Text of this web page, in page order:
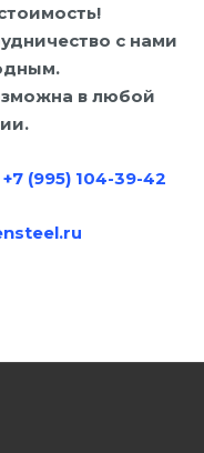
с нами
в любой
(995) 104-39-42